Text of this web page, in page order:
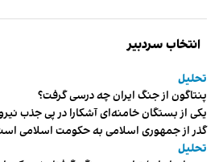
انتخاب سردبیر
تحلیل
پنتاگون از جنگ ایران چه درسی گرفت؟
یکی از بستگان خامنه‌ای آشکارا در پی جذب
گذر از جمهوری اسلامی به حکومت اسلامی
تحلیل